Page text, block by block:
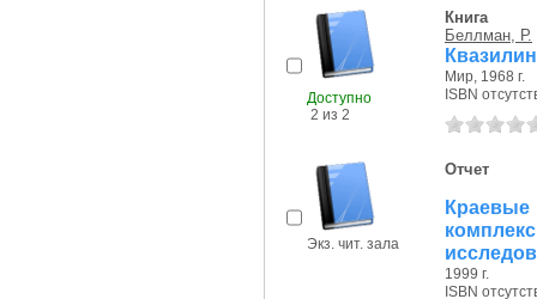
Доступно
2 из 2
Книга
Беллман, Р.
Мир, 1968 г.
ISBN
Экз. чит. зала
Отчет
Краевые
1999 г.
ISBN